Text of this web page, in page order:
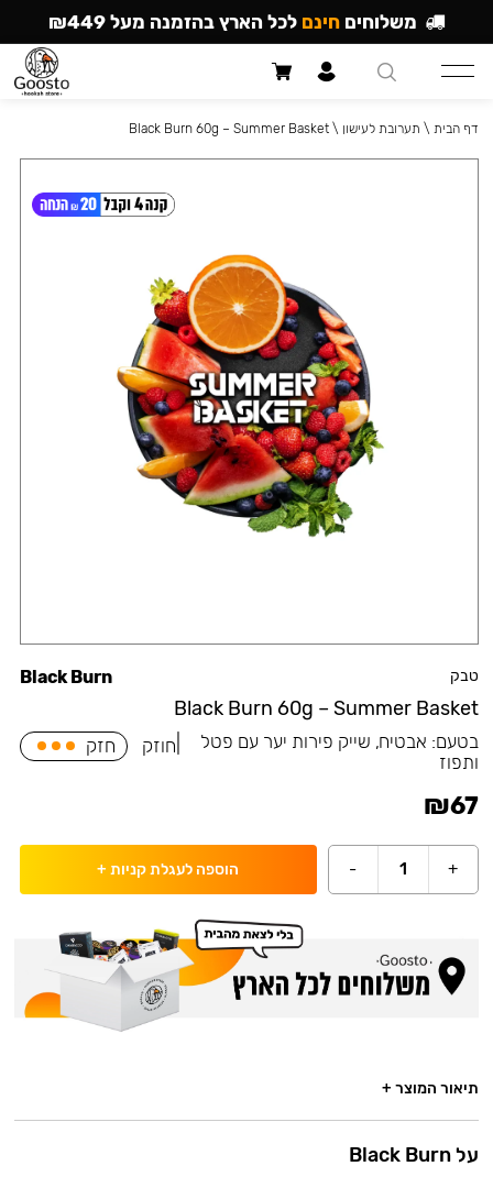
טבק
Black Burn 60g – Summer Basket
Black Burn
בטעם: אבטיח, שייק פירות יער עם פטל
ותפוז
חוזק חזק
₪67
+
1
- הוספה לעגלת קניות +
דף הבית \ תערובת לעישון \
Black Burn 60g – Summer Basket
תיאור המוצר +
על Black Burn
משלוחים חינם לכל הארץ בהזמנה מעל ₪449